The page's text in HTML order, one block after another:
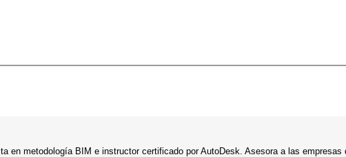
en metodología BIM e instructor certificado por AutoDesk. Asesora a las